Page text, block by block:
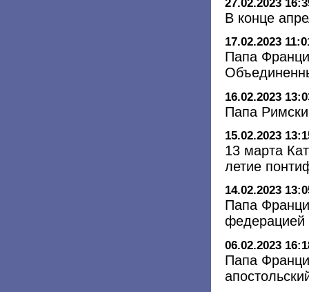
27.02.2023
В конце
17.02.2023
Папа
16.02.2023
Папа
15.02.2023
13 марта
летие
14.02.2023
Папа
федерацией
06.02.2023
Папа